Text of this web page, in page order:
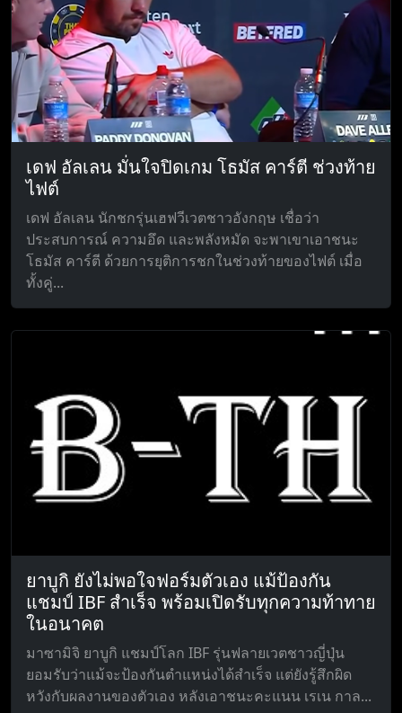
เดฟ อัลเลน มั่นใจปิดเกม โธมัส คาร์ตี ช่วงท้าย
ไฟต์
เดฟ อัลเลน นักชกรุ่นเฮฟวีเวตชาวอังกฤษ เชื่อว่า
ประสบการณ์ ความอึด และพลังหมัด จะพาเขาเอาชนะ
โธมัส คาร์ตี ด้วยการยุติการชกในช่วงท้ายของไฟต์ เมื่อ
ทั้งคู่...
ยาบูกิ ยังไม่พอใจฟอร์มตัวเอง แม้ป้องกัน
แชมป์ IBF สำเร็จ พร้อมเปิดรับทุกความท้าทาย
ในอนาคต
มาซามิจิ ยาบูกิ แชมป์โลก IBF รุ่นฟลายเวตชาวญี่ปุ่น
ยอมรับว่าแม้จะป้องกันตำแหน่งได้สำเร็จ แต่ยังรู้สึกผิด
หวังกับผลงานของตัวเอง หลังเอาชนะคะแนน เรเน กาล...